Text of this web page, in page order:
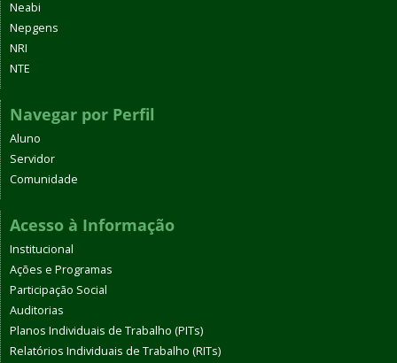
Neabi
Nepgens
NRI
NTE
Navegar por Perfil
Aluno
Servidor
Comunidade
Acesso à Informação
Institucional
Ações e Programas
Participação Social
Auditorias
Planos Individuais de Trabalho (PITs)
Relatórios Individuais de Trabalho (RITs)